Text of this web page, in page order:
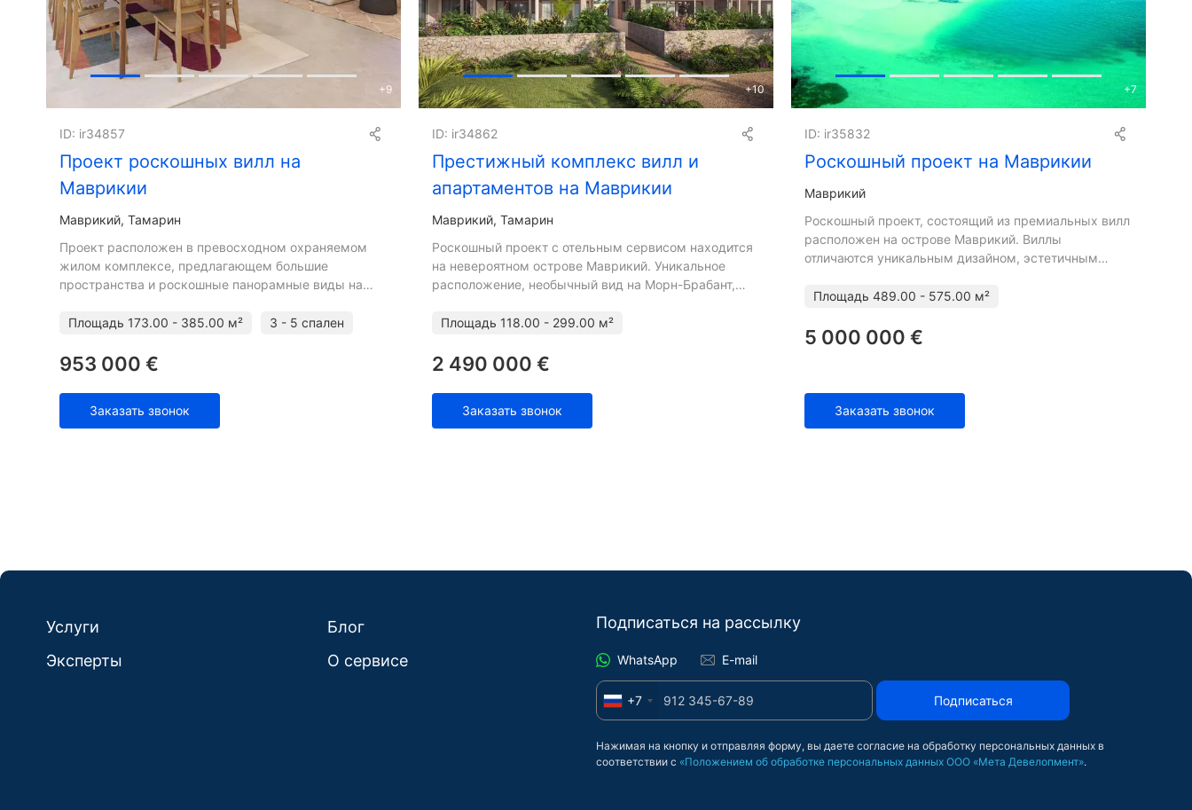
+9
Проект роскошных вилл на
Маврикии
ID: ir34857
Маврикий, Тамарин
Проект расположен в превосходном охраняемом
жилом комплексе, предлагающем большие
пространства и роскошные панорамные виды на
Ла-Турель. Это волшебное м
Площадь 173.00 - 385.00 м² 3 - 5 спален
953 000 €
Заказать звонок
+10
Престижный комплекс вилл и
апартаментов на Маврикии
ID: ir34862
Маврикий, Тамарин
Роскошный проект с отельным сервисом находится
на невероятном острове Маврикий. Уникальное
расположение, необычный вид на Морн-Брабант,
цветовая палитра,
Площадь 118.00 - 299.00 м²
2 490 000 €
Заказать звонок
+7
Роскошный проект на Маврикии
ID: ir35832
Маврикий
Роскошный проект, состоящий из премиальных вилл
расположен на острове Маврикий. Виллы
отличаются уникальным дизайном, эстетичным
Особенностью проекта является бл
Площадь 489.00 - 575.00 м²
5 000 000 €
Заказать звонок
Услуги
Эксперты
Блог
О сервисе
Подписаться на рассылку
WhatsApp E-mail
+7 Подписаться
Нажимая на кнопку и отправляя форму, вы даете согласие на обработку персональных данных в
соответствии с «Положением об обработке персональных данных ООО «Мета Девелопмент».